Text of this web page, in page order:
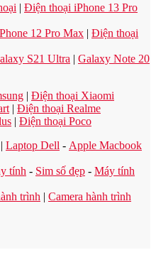
| Điện thoại iPhone 13 Pro
12 Pro Max | Điện thoại
S21 Ultra | Galaxy Note 20
| Điện thoại Xiaomi
| Điện thoại Realme
| Điện thoại Poco
| Laptop Dell - Apple Macbook
tính - Sim số đẹp - Máy tính
trình | Camera hành trình